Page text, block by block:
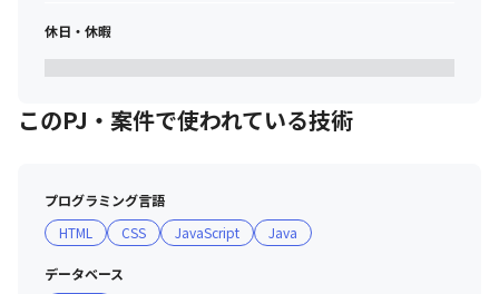
休日・休暇
このPJ・案件で使われている技術
プログラミング言語
HTML
CSS JavaScript Java
データベース